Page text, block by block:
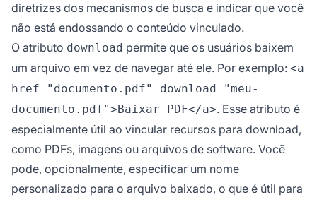
diretrizes dos mecanismos de busca e indicar que você
não está endossando o conteúdo vinculado.
O atributo download permite que os usuários baixem
um arquivo em vez de navegar até ele. Por exemplo: <a
href="documento.pdf" download="meu-
documento.pdf">Baixar PDF</a>. Esse atributo é
especialmente útil ao vincular recursos para download,
como PDFs, imagens ou arquivos de software. Você
pode, opcionalmente, especificar um nome
personalizado para o arquivo baixado, o que é útil para